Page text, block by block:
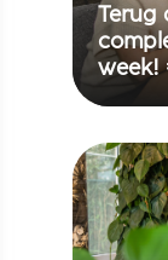
Terug
week!